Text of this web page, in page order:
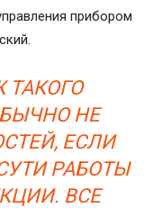
прибором
НЕ
ЕСЛИ
РАБОТЫ
ВСЕ